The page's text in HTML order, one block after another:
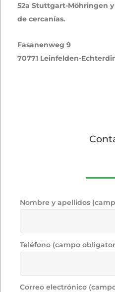
52a Stuttgart-Möhringen
de cercanías.
Fasanenweg 9
70771 Leinfelden-
Nombre y apellidos
Teléfono (campo
Correo electrónico